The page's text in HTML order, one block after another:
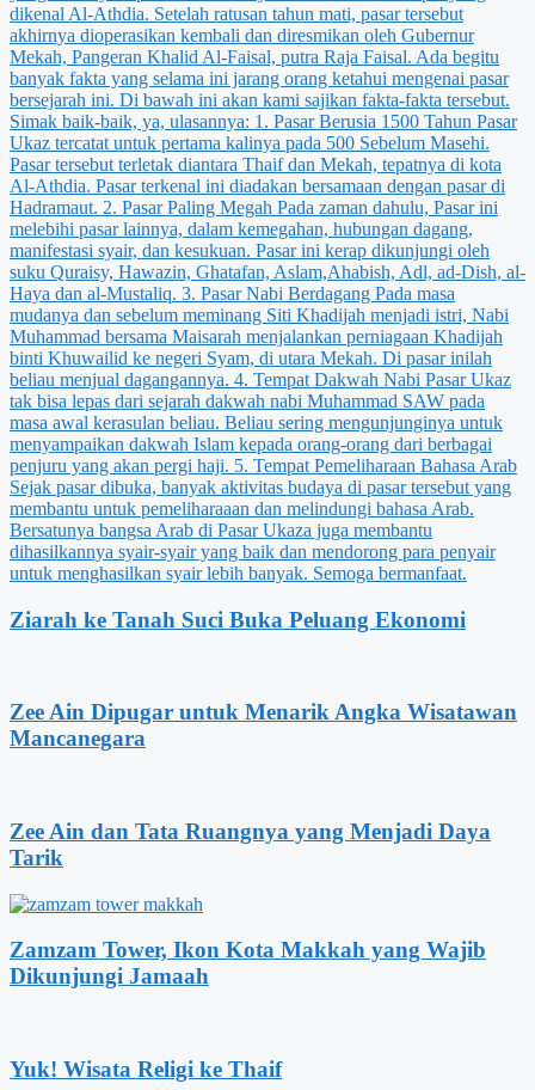
Ziarah ke Tanah Suci Buka Peluang Ekonomi
Zee Ain Dipugar untuk Menarik Angka Wisatawan
Mancanegara
Zee Ain dan Tata Ruangnya yang Menjadi Daya
Tarik
Zamzam Tower, Ikon Kota Makkah yang Wajib
Dikunjungi Jamaah
Yuk! Wisata Religi ke Thaif